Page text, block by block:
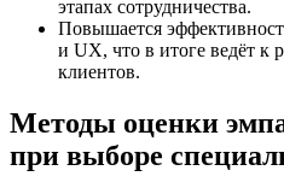
этапах сотрудничества.
Повышается
и UX, что в итоге ведёт к
клиентов.
Методы оценки
при выборе